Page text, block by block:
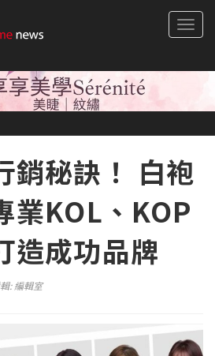
銷秘訣！ 白袍
業KOL、KOP
造成功品牌
:編輯室